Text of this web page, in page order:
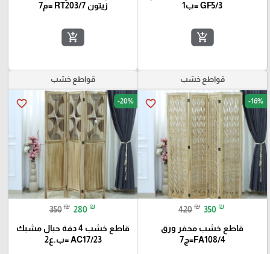
GF5/3 =ب1
add_shopping_cart
زيتون RT203/7 =م7
add_shopping_cart
قواطع خشب
favorite_border -16%
420 ₪ 350 ₪
قاطع خشب محفر ورق
FA108/4=ج7
قواطع خشب
favorite_border -20%
350 ₪ 280 ₪
قاطع خشب 4 دفة حبال مشبك
AC17/23 =ب.ع2